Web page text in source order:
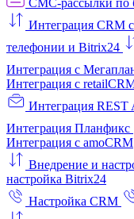
СМС-рассылки по
Интеграция CRM
телефонии и Bitrix24
Интеграция с
Интеграция с
Интеграция REST
Интеграция Планфикс
Интеграция с amoCRM
Внедрение и
настройка Bitrix24
Настройка CRM